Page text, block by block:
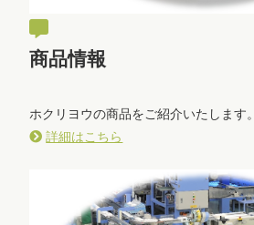
商品情報
ホクリヨウの商品をご紹介いたします。
詳細はこちら